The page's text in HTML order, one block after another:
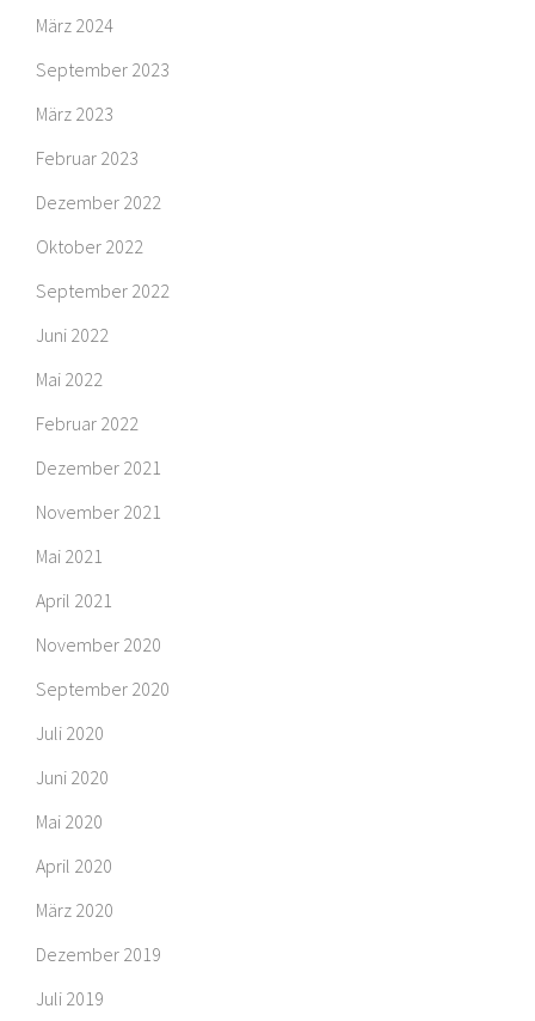
März 2024
September 2023
März 2023
Februar 2023
Dezember 2022
Oktober 2022
September 2022
Juni 2022
Mai 2022
Februar 2022
Dezember 2021
November 2021
Mai 2021
April 2021
November 2020
September 2020
Juli 2020
Juni 2020
Mai 2020
April 2020
März 2020
Dezember 2019
Juli 2019